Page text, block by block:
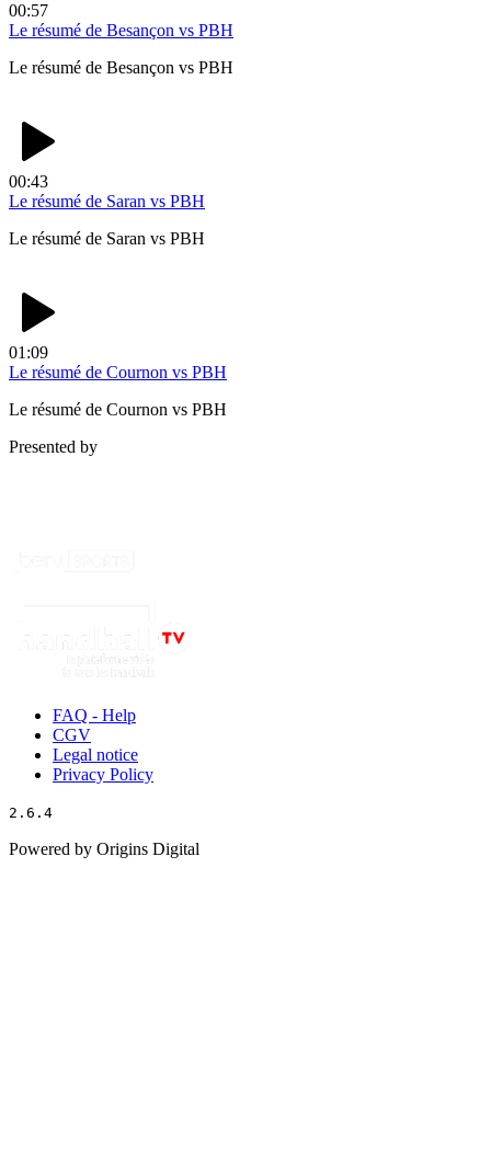
00:57
Le résumé de Besançon vs PBH
Le résumé de Besançon vs PBH
00:43
Le résumé de Saran vs PBH
Le résumé de Saran vs PBH
01:09
Le résumé de Cournon vs PBH
Le résumé de Cournon vs PBH
Presented by
FAQ - Help
CGV
Legal notice
Privacy Policy
2.6.4
Powered by Origins Digital